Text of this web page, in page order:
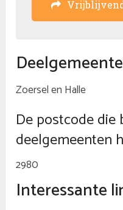
Zoersel en Halle
De postcode die
deelgemeenten
2980
Interessante